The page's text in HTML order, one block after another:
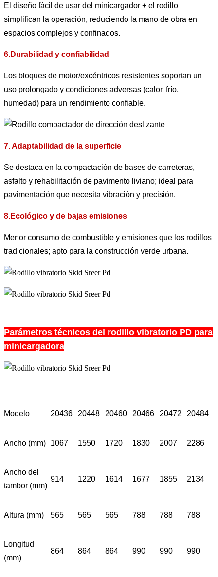
El diseño fácil de usar del minicargador + el rodillo
simplifican la operación, reduciendo la mano de obra en
espacios complejos y confinados.
6.Durabilidad y confiabilidad
Los bloques de motor/excéntricos resistentes soportan un
uso prolongado y condiciones adversas (calor, frío,
humedad) para un rendimiento confiable.
7. Adaptabilidad de la superficie
Se destaca en la compactación de bases de carreteras,
asfalto y rehabilitación de pavimento liviano; ideal para
pavimentación que necesita vibración y precisión.
8.Ecológico y de bajas emisiones
Menor consumo de combustible y emisiones que los rodillos
tradicionales; apto para la construcción verde urbana.
Parámetros técnicos del rodillo vibratorio PD para
minicargadora
Modelo 20436 20448 20460 20466 20472 20484
Ancho (mm) 1067 1550 1720 1830 2007 2286
Ancho del
tambor (mm)
914 1220 1614 1677 1855 2134
Altura (mm) 565 565 565 788 788 788
Longitud
(mm)
864 864 864 990 990 990